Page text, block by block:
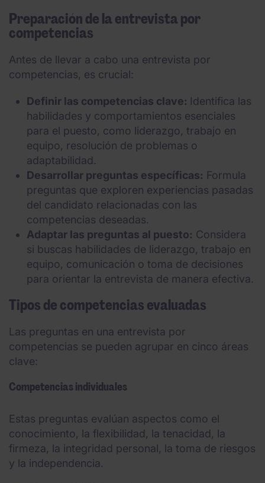
Preparación de la entrevista por
competencias
Antes de llevar a cabo una entrevista por
competencias, es crucial:
Definir las competencias clave: Identifica las
habilidades y comportamientos esenciales
para el puesto, como liderazgo, trabajo en
equipo, resolución de problemas o
adaptabilidad.
Desarrollar preguntas específicas: Formula
preguntas que exploren experiencias pasadas
del candidato relacionadas con las
competencias deseadas.
Adaptar las preguntas al puesto: Considera
si buscas habilidades de liderazgo, trabajo en
equipo, comunicación o toma de decisiones
para orientar la entrevista de manera efectiva.
Tipos de competencias evaluadas
Las preguntas en una entrevista por
competencias se pueden agrupar en cinco áreas
clave:
Competencias individuales
Estas preguntas evalúan aspectos como el
conocimiento, la flexibilidad, la tenacidad, la
firmeza, la integridad personal, la toma de riesgos
y la independencia.